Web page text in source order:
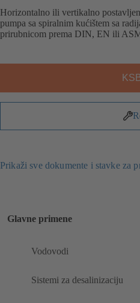
Horizontalno ili vertikalno
pumpa sa spiralnim kućištem sa
prirubnicom prema DIN, EN ili
Prikaži sve dokumente i stavke za
Glavne primene
Vodovodi
Sistemi za desalinizaciju